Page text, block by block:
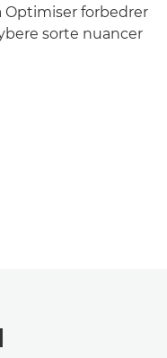
Optimiser forbedrer
sorte nuancer